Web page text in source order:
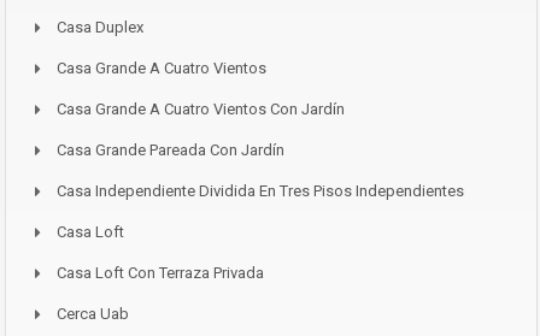
Casa Duplex
Casa Grande A Cuatro Vientos
Casa Grande A Cuatro Vientos Con Jardín
Casa Grande Pareada Con Jardín
Casa Independiente Dividida En Tres Pisos Independientes
Casa Loft
Casa Loft Con Terraza Privada
Cerca Uab